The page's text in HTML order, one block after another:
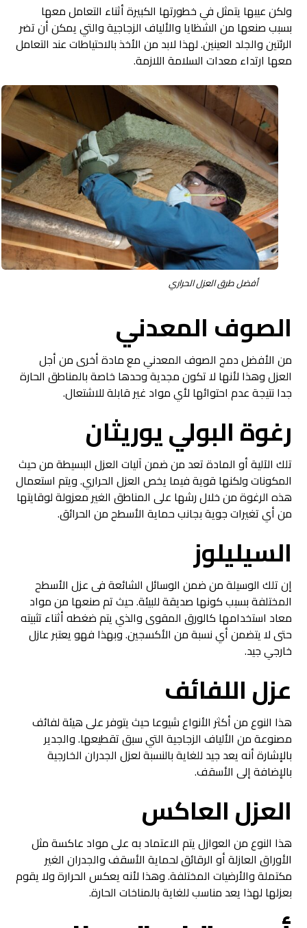
ولكن عيبها يتمثل في خطورتها الكبيرة أثناء التعامل معها
بسبب صنعها من الشظايا والألياف الزجاجية والتي يمكن أن تضر
الرئتين والجلد العينين. لهذا لابد من الأخذ بالاحتياطات عند التعامل
معها ارتداء معدات السلامة اللازمة.
أفضل طرق العزل الحراري
الصوف المعدني
من الأفضل دمج الصوف المعدني مع مادة أخرى من أجل
العزل وهذا لأنها لا تكون مجدية وحدها خاصة بالمناطق الحارة
جدا نتيجة عدم احتوائها لأي مواد غير قابلة للاشتعال.
رغوة البولي يوريثان
تلك الآلية أو المادة تعد من ضمن آليات العزل البسيطة من حيث
المكونات ولكنها قوية فيما يخص العزل الحراري. ويتم استعمال
هذه الرغوة من خلال رشها على المناطق الغير معزولة لوقايتها
من أي تغيرات جوية بجانب حماية الأسطح من الحرائق.
السيليلوز
إن تلك الوسيلة من ضمن الوسائل الشائعة فى عزل الأسطح
المختلفة بسبب كونها صديقة للبيئة. حيث تم صنعها من مواد
معاد استخدامها كالورق المقوى والذي يتم ضغطه أثناء تثبيته
حتى لا يتضمن أي نسبة من الأكسجين. وبهذا فهو يعتبر عازل
خارجي جيد.
عزل اللفائف
هذا النوع من أكثر الأنواع شيوعا حيث يتوفر على هيئة لفائف
مصنوعة من الألياف الزجاجية التي سبق تقطيعها. والجدير
بالإشارة أنه يعد جيد للغاية بالنسبة لعزل الجدران الخارجية
بالإضافة إلى الأسقف.
العزل العاكس
هذا النوع من العوازل يتم الاعتماد به على مواد عاكسة مثل
الأوراق العازلة أو الرقائق لحماية الأسقف والجدران الغير
مكتملة والأرضيات المختلفة. وهذا لأنه يعكس الحرارة ولا يقوم
بعزلها لهذا يعد مناسب للغاية بالمناخات الحارة.